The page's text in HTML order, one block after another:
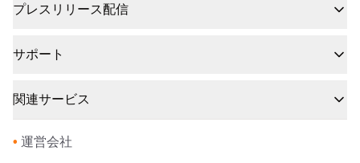
プレスリリース配信
サポート
関連サービス
• 運営会社